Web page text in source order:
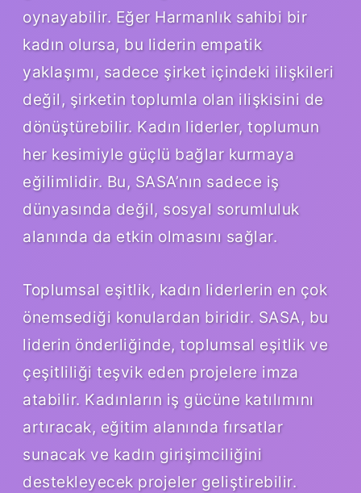
oynayabilir. Eğer Harmanlık sahibi bir
kadın olursa, bu liderin empatik
yaklaşımı, sadece şirket içindeki ilişkileri
değil, şirketin toplumla olan ilişkisini de
dönüştürebilir. Kadın liderler, toplumun
her kesimiyle güçlü bağlar kurmaya
eğilimlidir. Bu, SASA’nın sadece iş
dünyasında değil, sosyal sorumluluk
alanında da etkin olmasını sağlar.
Toplumsal eşitlik, kadın liderlerin en çok
önemsediği konulardan biridir. SASA, bu
liderin önderliğinde, toplumsal eşitlik ve
çeşitliliği teşvik eden projelere imza
atabilir. Kadınların iş gücüne katılımını
artıracak, eğitim alanında fırsatlar
sunacak ve kadın girişimciliğini
destekleyecek projeler geliştirebilir.